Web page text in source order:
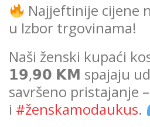
Najjeftinije cijene
u Izbor trgovinama!
Naši ženski kupaći
𝟭𝟵,𝟵𝟬 𝗞𝗠 spajaju
savršeno pristajanje
i #ženskamodaukus.